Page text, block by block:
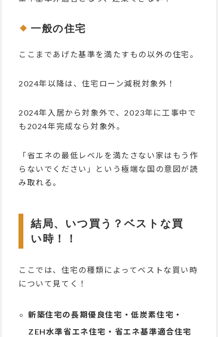
一般の住宅
ここまであげた基準を満たすもの以外の住宅。
2024年以降は、住宅ローン減税対象外！
2024年入居から対象外で、2023年に工事中で
も2024年完成なら対象外。
「省エネの最低レベルを満たさない家はもう作
らないでください」という極端な国の意図が読
み取れる。
結局、いつ買う？ベストな買
い時！！
ここでは、住宅の種類によってベストな買い時
について見てく！
新築住宅の長期優良住宅・低炭素住宅・
ZEH水準省エネ住宅・省エネ基準適合住宅